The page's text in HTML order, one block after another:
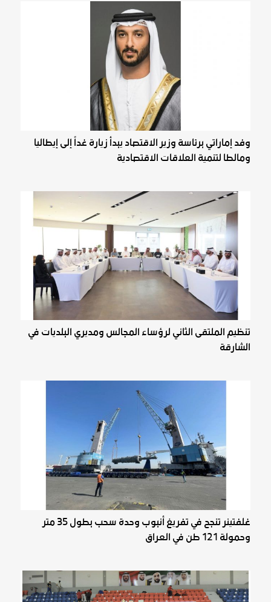
وفد إماراتي برئاسة وزير الاقتصاد يبدأ زيارة غداً إلى إيطاليا
ومالطا لتنمية العلاقات الاقتصادية
تنظيم الملتقى الثاني لرؤساء المجالس ومديري البلديات في
الشارقة
غلفتينر تنجح في تفريغ أنبوب وحدة سحب بطول 35 متر
وحمولة 121 طن في العراق